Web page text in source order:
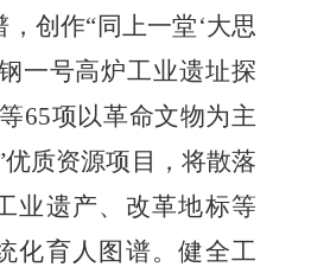
创作“同上一堂‘大思
一号高炉工业遗址探
65项以革命文物为主
优质资源项目，将散落
业遗产、改革地标等
化育人图谱。健全工